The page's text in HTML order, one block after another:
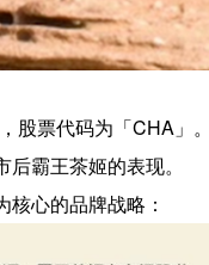
股票代码为「CHA」
霸王茶姬的表现。
心的品牌战略：